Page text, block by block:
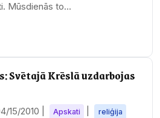
Mūsdienās to…
Svētajā Krēslā uzdarbojas
15/2010 Apskati reliģija